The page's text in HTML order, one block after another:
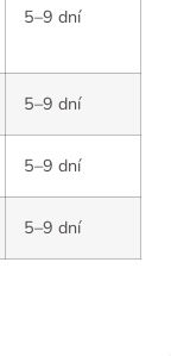
5–9 dní
5–9 dní
5–9 dní
5–9 dní